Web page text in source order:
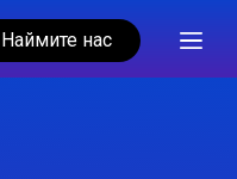
Наймите нас